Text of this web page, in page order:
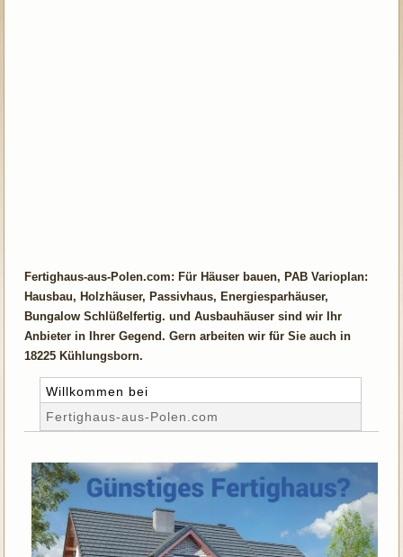
Fertighaus-aus-Polen.com: Für Häuser bauen, PAB Varioplan:
Hausbau, Holzhäuser, Passivhaus, Energiesparhäuser,
Bungalow Schlüßelfertig. und Ausbauhäuser sind wir Ihr
Anbieter in Ihrer Gegend. Gern arbeiten wir für Sie auch in
18225 Kühlungsborn.
Willkommen bei
Fertighaus-aus-Polen.com